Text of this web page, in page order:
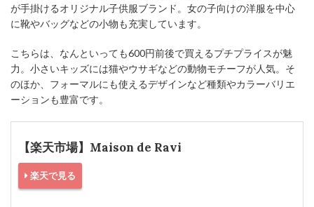
が手掛けるオリジナル子供服ブランド。女の子向けの洋服を中心
に靴やバッグなどの小物も充実しています。
こちらは、なんといっても600円前後で買えるプチプライスが魅
力。小さいキッズには猫やウサギなどの動物モチーフが人気。そ
のほか、フォーマルにも使えるデザインなど種類やカラーバリエ
ーションも豊富です。
【楽天市場】Maison de Ravi
楽天で見る